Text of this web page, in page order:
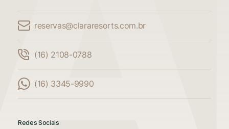
reservas@clararesorts.com.br
(16) 2108-0788
(16) 3345-9990
Redes Sociais
Compare até 3 acomodações
comparar